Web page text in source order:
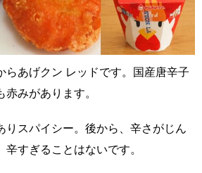
らあげクン レッドです。国産唐辛子
みがあります。
りスパイシー。後から、辛さがじん
すぎることはないです。